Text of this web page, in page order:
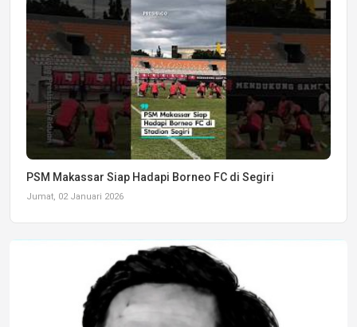
PSM Makassar Siap Hadapi Borneo FC di Segiri
Jumat, 02 Januari 2026